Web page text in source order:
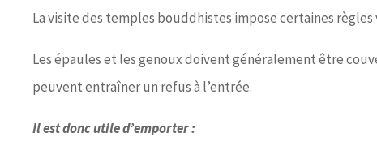
La visite des temples bouddhistes impose certaines
Les épaules et les genoux doivent généralement être
peuvent entraîner un refus à l’entrée.
Il est donc utile d’emporter :